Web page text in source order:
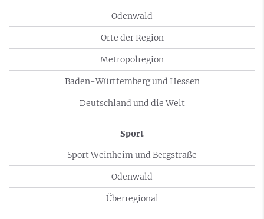
Odenwald
Orte der Region
Metropolregion
Baden-Württemberg und Hessen
Deutschland und die Welt
Sport
Sport Weinheim und Bergstraße
Odenwald
Überregional